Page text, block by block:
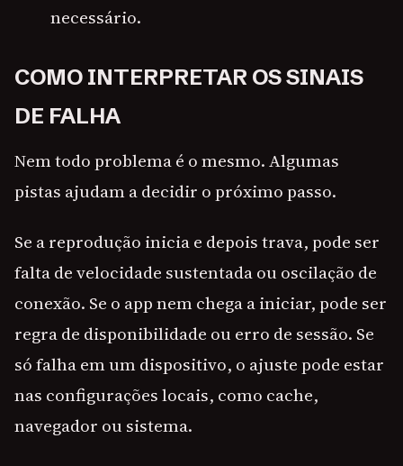
necessário.
COMO INTERPRETAR OS SINAIS
DE FALHA
Nem todo problema é o mesmo. Algumas
pistas ajudam a decidir o próximo passo.
Se a reprodução inicia e depois trava, pode ser
falta de velocidade sustentada ou oscilação de
conexão. Se o app nem chega a iniciar, pode ser
regra de disponibilidade ou erro de sessão. Se
só falha em um dispositivo, o ajuste pode estar
nas configurações locais, como cache,
navegador ou sistema.